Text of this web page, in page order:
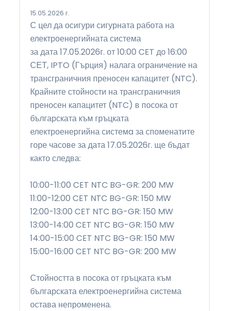
15.05.2026 г.
С цел да осигури сигурната работа на
електроенергийната система
за дата 17.05.2026г. от 10:00 CET до 16:00
СЕТ, IPTO (Гърция) налага ограничение на
трансграничния преносен капацитет (NTC).
Крайните стойности на трансграничния
преносен капацитет (NTC) в посока от
българската към гръцката
електроенергийна системa за споменатите
горе часове за дата 17.05.2026г. ще бъдат
както следва:
10:00-11:00 CET NTC BG-GR: 200 MW
11:00-12:00 CET NTC BG-GR: 150 MW
12:00-13:00 CET NTC BG-GR: 150 MW
13:00-14:00 CET NTC BG-GR: 150 MW
14:00-15:00 CET NTC BG-GR: 150 MW
15:00-16:00 CET NTC BG-GR: 200 MW
Стойността в посока от гръцката към
българската електроенергийна система
остава непроменена.